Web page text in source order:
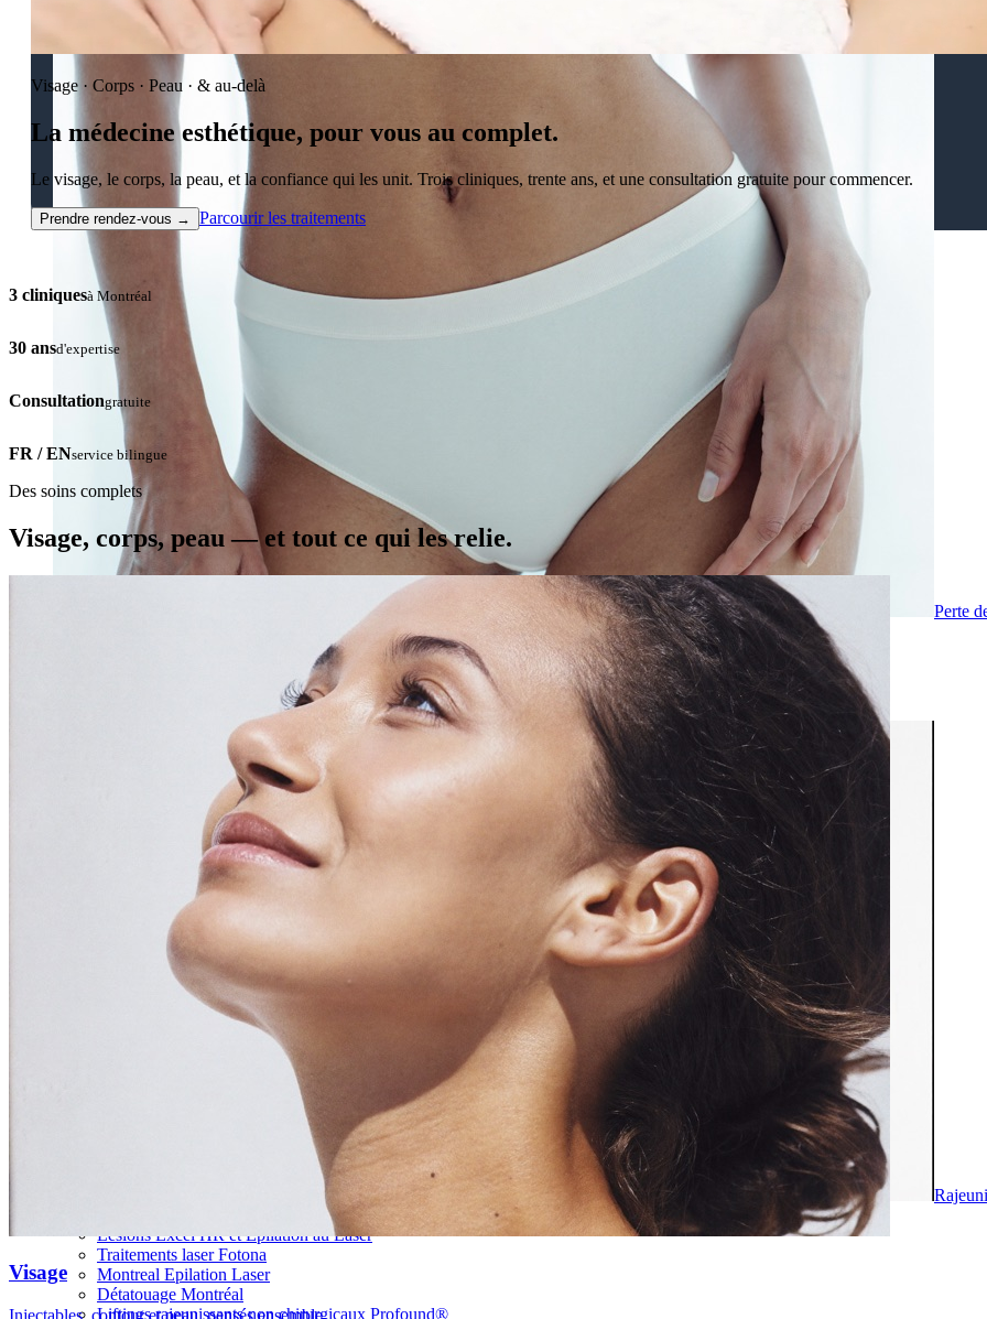
Perte
CoolSculpting® Perte de graisse par contournage corporel
Traitement injectable du double menton
Emsculpt NEO® Perte de gras par contournage du corps
Slimwave Montreal Contournage
Contournement avec Venus Bliss MAX™ à Montréal | Clinique Ideal Body
Élimination de l'acné au laser AviClear à Montréal
Lésions Excel HR et Épilation au Laser
Traitements laser Fotona
Montreal Epilation Laser
Détatouage Montréal
Liftings rajeunissants non chirurgicaux Profound®
Visage · Corps · Peau · & au-delà
La médecine esthétique, pour vous au complet.
Le visage, le corps, la peau, et la confiance qui les unit. Trois cliniques, trente ans, et une consultation gratuite pour commencer.
Prendre rendez-vous → Parcourir les traitements
3 cliniquesà Montréal
30 ansd'expertise
Consultationgratuite
FR / ENservice bilingue
Des soins complets
Visage, corps, peau — et tout ce qui les relie.
Visage
Injectables, contour et peau, pensés ensemble.